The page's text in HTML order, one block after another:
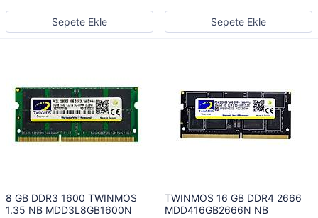
Sepete Ekle Sepete Ekle
8 GB DDR3 1600 TWINMOS
1.35 NB MDD3L8GB1600N
TWINMOS 16 GB DDR4 2666
MDD416GB2666N NB